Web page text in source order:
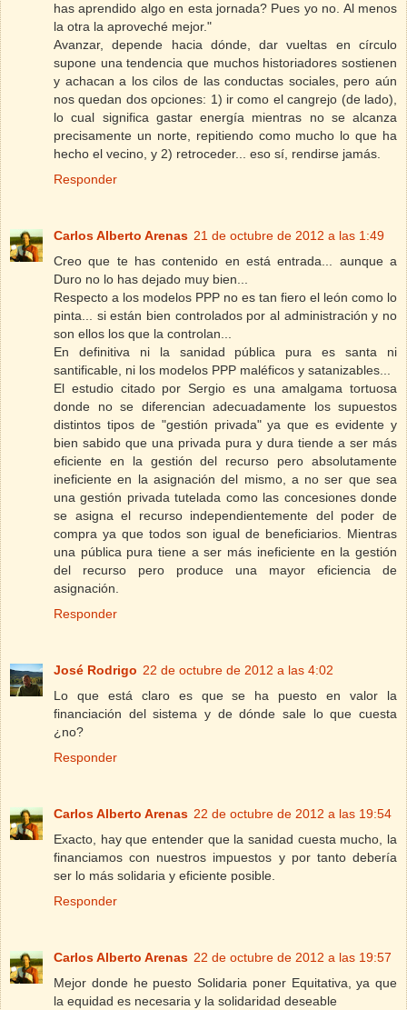
has aprendido algo en esta jornada? Pues yo no. Al menos
la otra la aproveché mejor."
Avanzar, depende hacia dónde, dar vueltas en círculo
supone una tendencia que muchos historiadores sostienen
y achacan a los cilos de las conductas sociales, pero aún
nos quedan dos opciones: 1) ir como el cangrejo (de lado),
lo cual significa gastar energía mientras no se alcanza
precisamente un norte, repitiendo como mucho lo que ha
hecho el vecino, y 2) retroceder... eso sí, rendirse jamás.
Responder
Carlos Alberto Arenas 21 de octubre de 2012 a las 1:49
Creo que te has contenido en está entrada... aunque a
Duro no lo has dejado muy bien...
Respecto a los modelos PPP no es tan fiero el león como lo
pinta... si están bien controlados por al administración y no
son ellos los que la controlan...
En definitiva ni la sanidad pública pura es santa ni
santificable, ni los modelos PPP maléficos y satanizables...
El estudio citado por Sergio es una amalgama tortuosa
donde no se diferencian adecuadamente los supuestos
distintos tipos de "gestión privada" ya que es evidente y
bien sabido que una privada pura y dura tiende a ser más
eficiente en la gestión del recurso pero absolutamente
ineficiente en la asignación del mismo, a no ser que sea
una gestión privada tutelada como las concesiones donde
se asigna el recurso independientemente del poder de
compra ya que todos son igual de beneficiarios. Mientras
una pública pura tiene a ser más ineficiente en la gestión
del recurso pero produce una mayor eficiencia de
asignación.
Responder
José Rodrigo 22 de octubre de 2012 a las 4:02
Lo que está claro es que se ha puesto en valor la
financiación del sistema y de dónde sale lo que cuesta
¿no?
Responder
Carlos Alberto Arenas 22 de octubre de 2012 a las 19:54
Exacto, hay que entender que la sanidad cuesta mucho, la
financiamos con nuestros impuestos y por tanto debería
ser lo más solidaria y eficiente posible.
Responder
Carlos Alberto Arenas 22 de octubre de 2012 a las 19:57
Mejor donde he puesto Solidaria poner Equitativa, ya que
la equidad es necesaria y la solidaridad deseable